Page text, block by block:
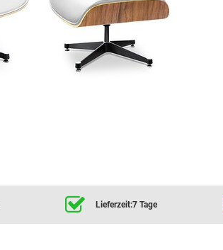
Lieferzeit:7 Tage